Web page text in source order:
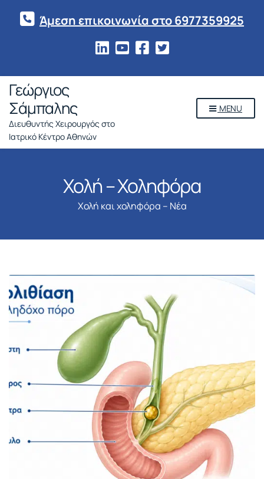
Άμεση επικοινωνία στο 6977359925
Γεώργιος
Σάμπαλης
Διευθυντής Χειρουργός στο
Ιατρικό Κέντρο Αθηνών
MENU
Χολή – Χοληφόρα
Χολή και χοληφόρα – Νέα